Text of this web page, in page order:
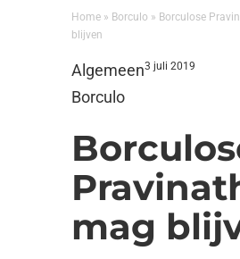
Home » Borculo » Borculose
blijven
Algemeen
Borculo
3 juli 2019
mag